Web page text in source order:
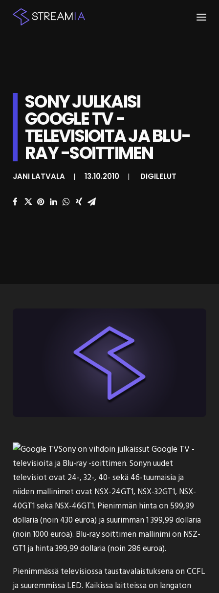
STREAMIT
KESKUSTELU
SHOP
HAKU
SONY JULKAISI
GOOGLE TV -
TELEVISIOITA JA BLU-
RAY -SOITTIMEN
JANI LATVALA | 13.10.2010 | DIGILELUT
Sony on vihdoin julkaissut Google TV -
televisioita ja Blu-ray -soittimen. Sonyn uudet
televisiot ovat 24-, 32-, 40- sekä 46-tuumaisia ja
niiden mallinimet ovat NSX-24GT1, NSX-32GT1, NSX-
40GT1 sekä NSX-46GT1. Pienimmän hinta on 599,99
dollaria (noin 430 euroa) ja suurimman 1 399,99 dollaria
(noin 1000 euroa). Blu-ray soittimen mallinimi on NSZ-
GT1 ja hinta 399,99 dollaria (noin 286 euroa).
Pienimmässä televisiossa taustavalaistuksena on CCFL
ja suuremmissa LED. Kaikissa laitteissa on langaton